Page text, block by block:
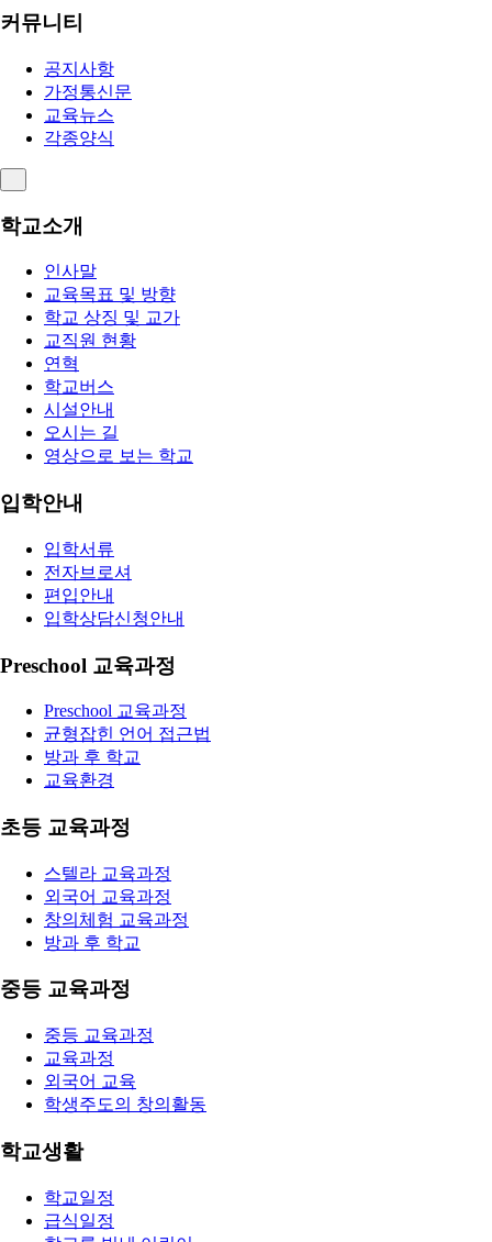
커뮤니티
공지사항
가정통신문
교육뉴스
각종양식
학교소개
인사말
교육목표 및 방향
학교 상징 및 교가
교직원 현황
연혁
학교버스
시설안내
오시는 길
영상으로 보는 학교
입학안내
입학서류
전자브로셔
편입안내
입학상담신청안내
Preschool 교육과정
Preschool 교육과정
균형잡힌 언어 접근법
방과 후 학교
교육환경
초등 교육과정
스텔라 교육과정
외국어 교육과정
창의체험 교육과정
방과 후 학교
중등 교육과정
중등 교육과정
교육과정
외국어 교육
학생주도의 창의활동
학교생활
학교일정
급식일정